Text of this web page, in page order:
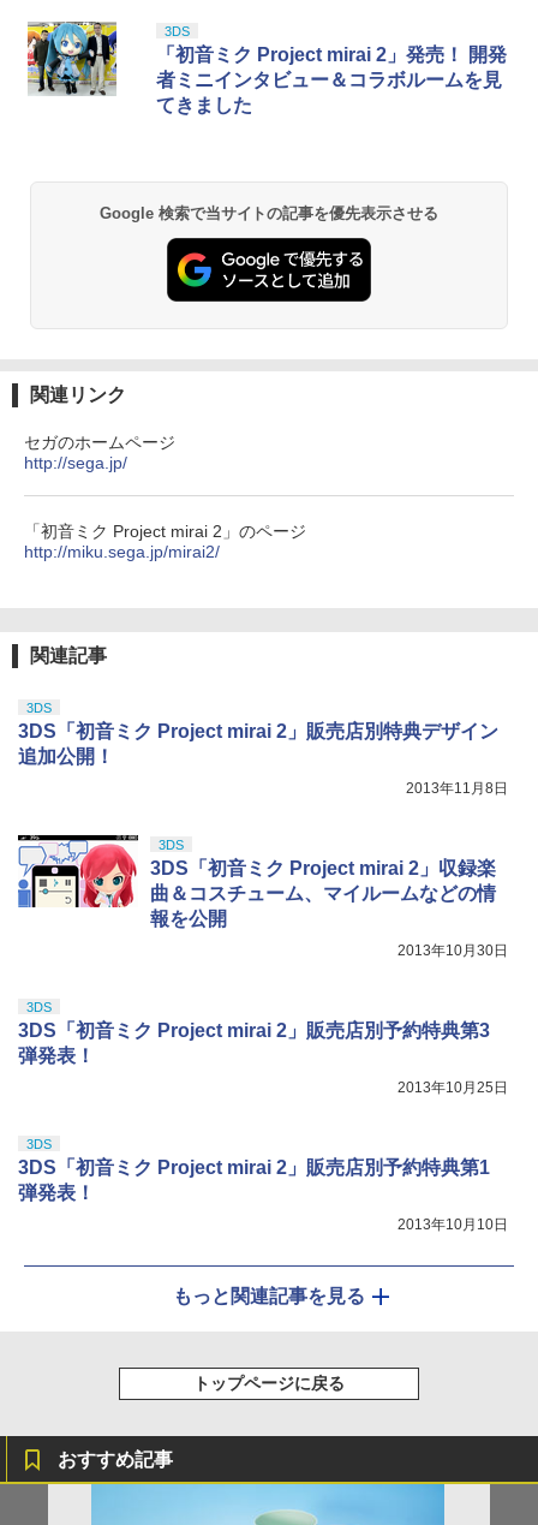
3DS
「初音ミク Project mirai 2」発売！ 開発
者ミニインタビュー＆コラボルームを見
てきました
Google 検索で当サイトの記事を優先表示させる
関連リンク
セガのホームページ
http://sega.jp/
「初音ミク Project mirai 2」のページ
http://miku.sega.jp/mirai2/
関連記事
3DS
3DS「初音ミク Project mirai 2」販売店別特典デザイン
追加公開！
2013年11月8日
3DS
3DS「初音ミク Project mirai 2」収録楽
曲＆コスチューム、マイルームなどの情
報を公開
2013年10月30日
3DS
3DS「初音ミク Project mirai 2」販売店別予約特典第3
弾発表！
2013年10月25日
3DS
3DS「初音ミク Project mirai 2」販売店別予約特典第1
弾発表！
2013年10月10日
もっと関連記事を見る
トップページに戻る
おすすめ記事